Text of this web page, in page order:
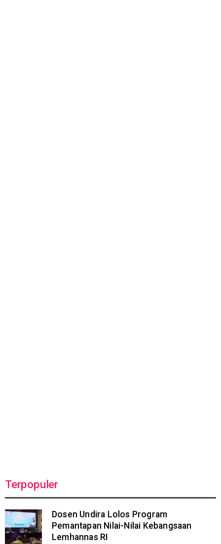
Terpopuler
Dosen Undira Lolos Program
Pemantapan Nilai-Nilai Kebangsaan
Lemhannas RI